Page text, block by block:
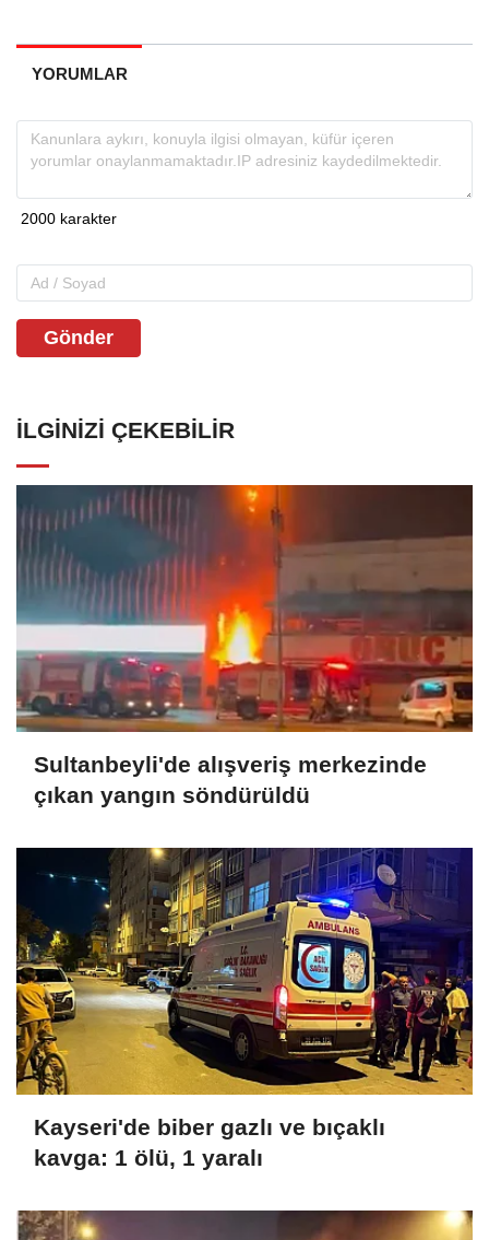
YORUMLAR
Gönder
İLGINIZI ÇEKEBILIR
Sultanbeyli'de alışveriş merkezinde
çıkan yangın söndürüldü
Kayseri'de biber gazlı ve bıçaklı
kavga: 1 ölü, 1 yaralı